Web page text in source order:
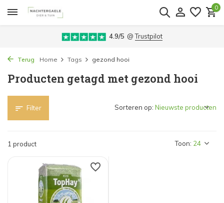
0
4.9/5 @Trustpilot
Terug Home Tags gezond hooi
Producten getagd met gezond hooi
Filter
1 product Toon:
Sorteren op: